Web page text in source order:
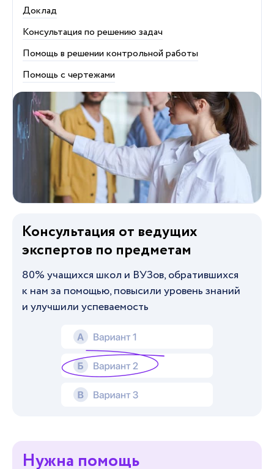
Доклад
Консультация по решению задач
Помощь в решении контрольной работы
Помощь с чертежами
Консультация от ведущих
экспертов по предметам
80% учащихся школ и ВУЗов, обратившихся
к нам за помощью, повысили уровень знаний
и улучшили успеваемость
Нужна помощь